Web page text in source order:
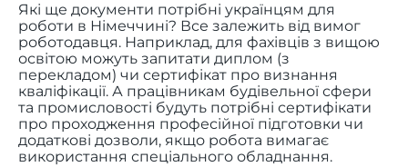
Які ще документи потрібні українцям для
роботи в Німеччині? Все залежить від вимог
роботодавця. Наприклад, для фахівців з вищою
освітою можуть запитати диплом (з
перекладом) чи сертифікат про визнання
кваліфікації. А працівникам будівельної сфери
та промисловості будуть потрібні сертифікати
про проходження професійної підготовки чи
додаткові дозволи, якщо робота вимагає
використання спеціального обладнання.